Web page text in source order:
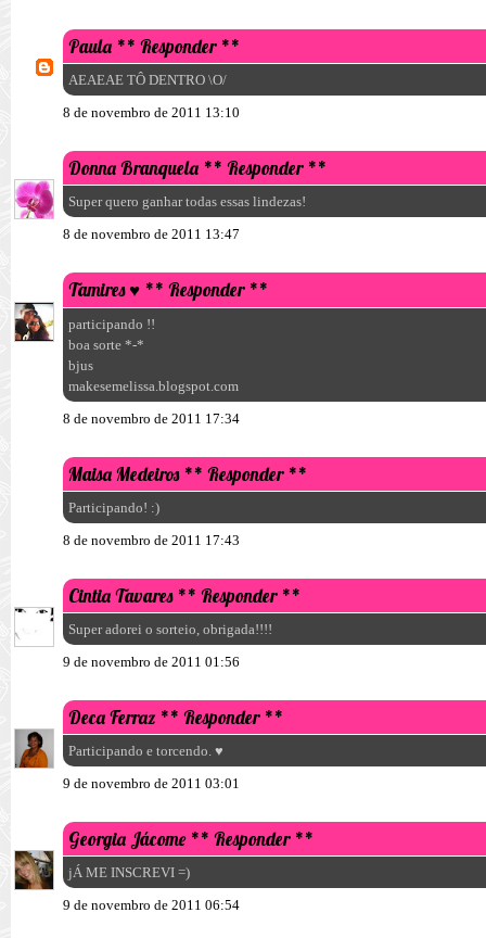
Paula ** Responder **
AEAEAE TÔ DENTRO \O/
8 de novembro de 2011 13:10
Donna Branquela ** Responder **
Super quero ganhar todas essas lindezas!
8 de novembro de 2011 13:47
Tamires ♥ ** Responder **
participando !!
boa sorte *-*
bjus
makesemelissa.blogspot.com
8 de novembro de 2011 17:34
Maisa Medeiros ** Responder **
Participando! :)
8 de novembro de 2011 17:43
Cintia Tavares ** Responder **
Super adorei o sorteio, obrigada!!!!
9 de novembro de 2011 01:56
Deca Ferraz ** Responder **
Participando e torcendo. ♥
9 de novembro de 2011 03:01
Georgia Jácome ** Responder **
jÁ ME INSCREVI =)
9 de novembro de 2011 06:54